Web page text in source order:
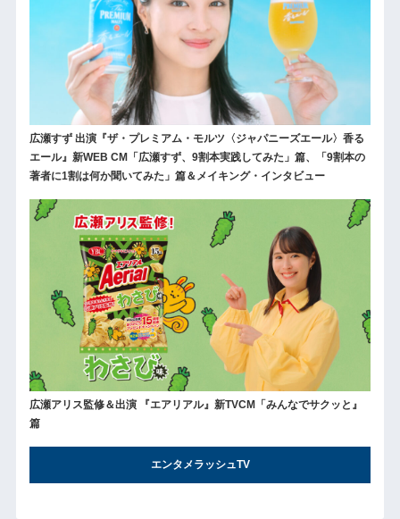
広瀬すず 出演『ザ・プレミアム・モルツ〈ジャパニーズエール〉香る
エール』新WEB CM「広瀬すず、9割本実践してみた」篇、「9割本の
著者に1割は何か聞いてみた」篇＆メイキング・インタビュー
広瀬アリス監修＆出演 『エアリアル』新TVCM「みんなでサクッと』
篇
エンタメラッシュTV